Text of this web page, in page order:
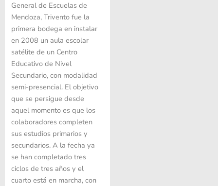
General de Escuelas de
Mendoza, Trivento fue la
primera bodega en instalar
en 2008 un aula escolar
satélite de un Centro
Educativo de Nivel
Secundario, con modalidad
semi-presencial. El objetivo
que se persigue desde
aquel momento es que los
colaboradores completen
sus estudios primarios y
secundarios. A la fecha ya
se han completado tres
ciclos de tres años y el
cuarto está en marcha, con